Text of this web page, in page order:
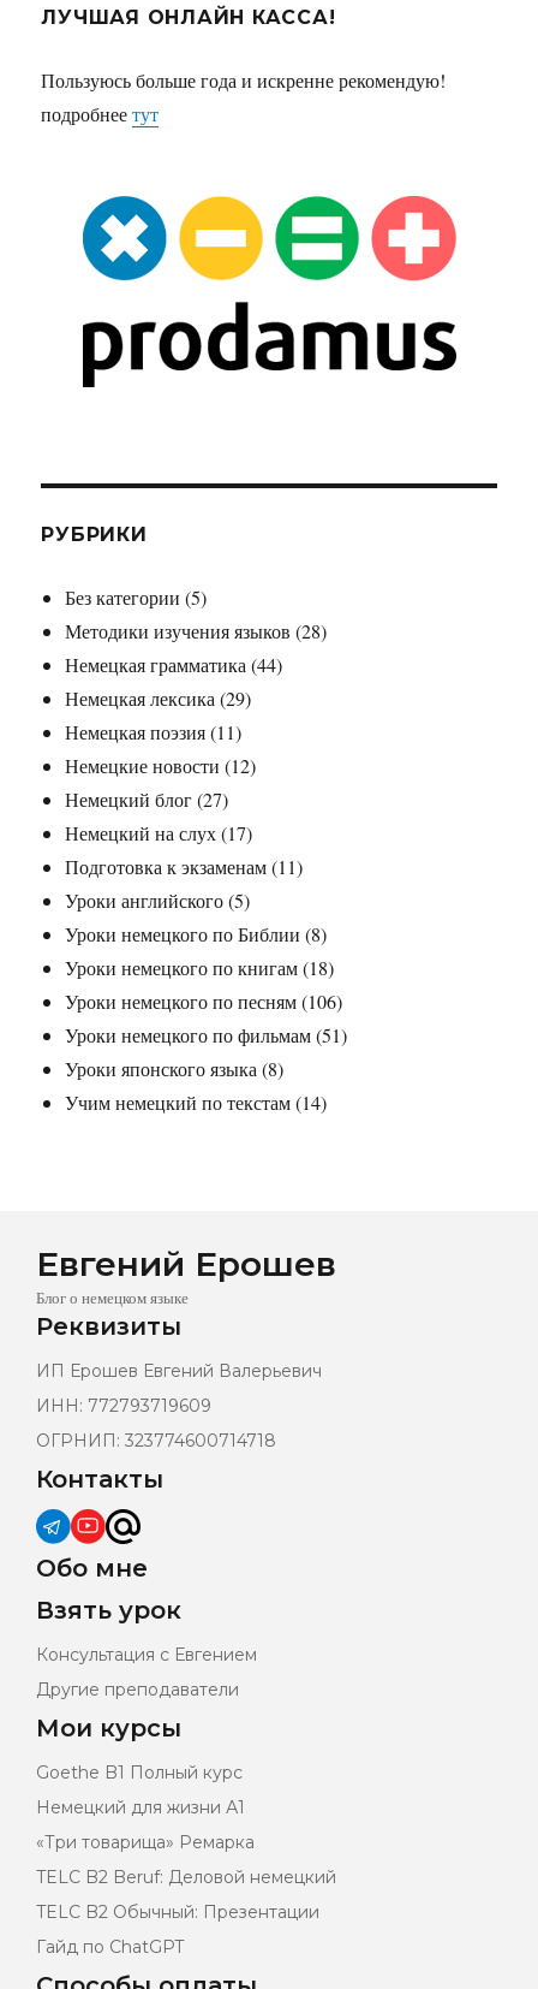
ЛУЧШАЯ ОНЛАЙН КАССА!
Пользуюсь больше года и искренне рекомендую!
подробнеетут
РУБРИКИ
Без категории (5)
Методики изучения языков (28)
Немецкая грамматика (44)
Немецкая лексика (29)
Немецкая поэзия(11)
Немецкие новости (12)
Немецкий блог(27)
Немецкий на слух(17)
Подготовка к экзаменам(11)
Уроки английского(5)
Уроки немецкого по Библии (8)
Уроки немецкого по книгам(18)
Уроки немецкого по песням(106)
Уроки немецкого по фильмам(51)
Уроки японского языка (8)
Учим немецкий по текстам(14)
Евгений Ерошев
Блог о немецком языке
Реквизиты
ИП Ерошев Евгений Валерьевич
ИНН: 772793719609
ОГРНИП: 323774600714718
Контакты
Обо мне
Взять урок
Консультация с Евгением
Другие преподаватели
Мои курсы
Goethe B1 Полный курс
Немецкий для жизни А1
«Три товарища» Ремарка
TELC B2 Beruf: Деловой немецкий
TELC B2 Обычный: Презентации
Гайд по ChatGPT